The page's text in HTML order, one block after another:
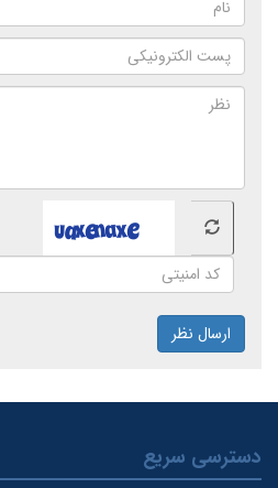
ارسال نظر
دسترسی سریع